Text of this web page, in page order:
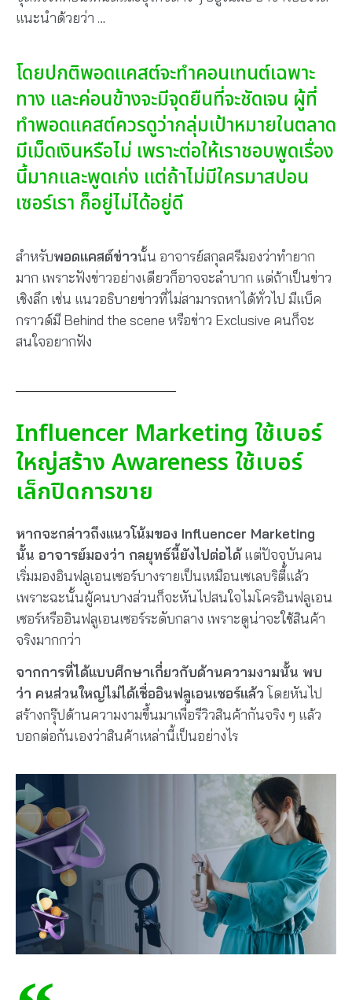
แนะนำด้วยว่า …
โดยปกติพอดแคสต์จะทำคอนเทนต์เฉพาะ
ทาง และค่อนข้างจะมีจุดยืนที่จะชัดเจน ผู้ที่
ทำพอดแคสต์ควรดูว่ากลุ่มเป้าหมายในตลาด
มีเม็ดเงินหรือไม่ เพราะต่อให้เราชอบพูดเรื่อง
นี้มากและพูดเก่ง แต่ถ้าไม่มีใครมาสปอน
เซอร์เรา ก็อยู่ไม่ได้อยู่ดี
สำหรับพอดแคสต์ข่าวนั้น อาจารย์สกุลศรีมองว่าทำยาก
มาก เพราะฟังข่าวอย่างเดียวก็อาจจะลำบาก แต่ถ้าเป็นข่าว
เชิงลึก เช่น แนวอธิบายข่าวที่ไม่สามารถหาได้ทั่วไป มีแบ็ค
กราวด์มี Behind the scene หรือข่าว Exclusive คนก็จะ
สนใจอยากฟัง
Influencer Marketing ใช้เบอร์
ใหญ่สร้าง Awareness ใช้เบอร์
เล็กปิดการขาย
หากจะกล่าวถึงแนวโน้มของ Influencer Marketing
นั้น อาจารย์มองว่า กลยุทธ์นี้ยังไปต่อได้แต่ปัจจุบันคน
เริ่มมองอินฟลูเอนเซอร์บางรายเป็นเหมือนเซเลบริตี้แล้ว
เพราะฉะนั้นผู้คนบางส่วนก็จะหันไปสนใจไมโครอินฟลูเอน
เซอร์หรืออินฟลูเอนเซอร์ระดับกลาง เพราะดูน่าจะใช้สินค้า
จริงมากกว่า
จากการที่ได้แบบศึกษาเกี่ยวกับด้านความงามนั้น พบ
ว่า คนส่วนใหญ่ไม่ได้เชื่ออินฟลูเอนเซอร์แล้ว โดยหันไป
สร้างกรุ๊ปด้านความงามขึ้นมาเพื่อรีวิวสินค้ากันจริง ๆ แล้ว
บอกต่อกันเองว่าสินค้าเหล่านี้เป็นอย่างไร